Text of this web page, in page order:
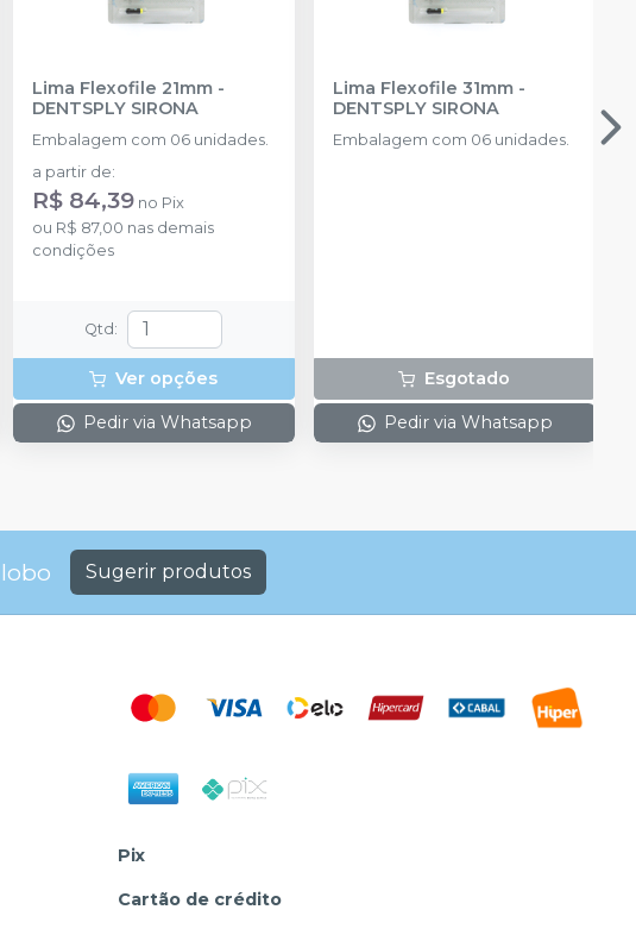
Lima Flexofile 21mm-
DENTSPLY SIRONA
Embalagem com 06 unidades.
a partir de:
R$ 84,39 no Pix
ou R$ 87,00 nas demais
condições
Qtd :
Ver opções
Pedir via Whatsapp
Lima Flexofile 31mm-
DENTSPLY SIRONA
Embalagem com 06 unidades.
Esgotado
Pedir via Whatsapp
Sugerir produtos
Pix
Cartão de crédito